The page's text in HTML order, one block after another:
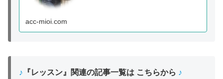
acc-mioi.com
♪ 『レッスン』関連の記事一覧は こちらから ♪